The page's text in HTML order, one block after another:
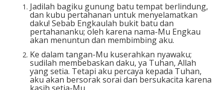
Jadilah bagiku gunung batu tempat berlindung,
dan kubu pertahanan untuk menyelamatkan
daku! Sebab Engkaulah bukit batu dan
pertahananku; oleh karena nama-Mu Engkau
akan menuntun dan membimbing aku.
Ke dalam tangan-Mu kuserahkan nyawaku;
sudilah membebaskan daku, ya Tuhan, Allah
yang setia. Tetapi aku percaya kepada Tuhan,
aku akan bersorak sorai dan bersukacita karena